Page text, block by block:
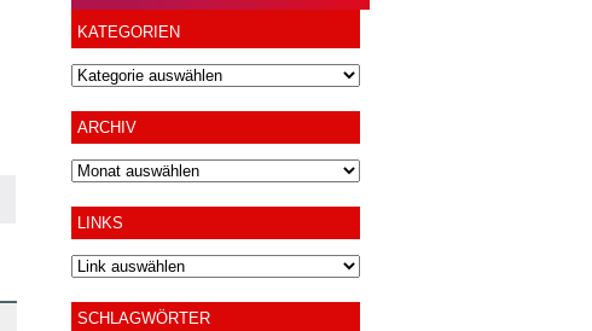
KATEGORIEN
ARCHIV
Archiv
LINKS
SCHLAGWÖRTER